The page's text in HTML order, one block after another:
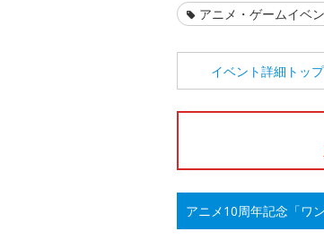
アニメ・ゲームイベ
イベント詳細 トップ
アニメ10周年記念「ワ